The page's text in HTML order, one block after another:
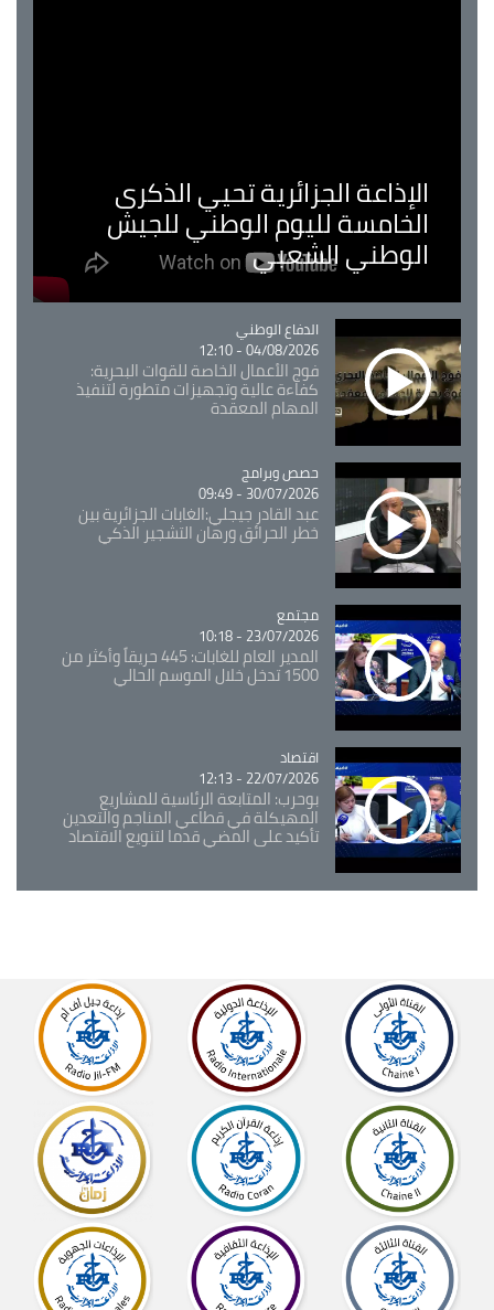
الإذاعة الجزائرية تحيي الذكرى
الخامسة لليوم الوطني للجيش
الوطني الشعبي
Catégorie
الدفاع الوطني
04/08/2026 - 12:10
فوج الأعمال الخاصة للقوات البحرية:
كفاءة عالية وتجهيزات متطورة لتنفيذ
المهام المعقدة
Catégorie
حصص وبرامج
30/07/2026 - 09:49
عبد القادر جيجلي:الغابات الجزائرية بين
خطر الحرائق ورهان التشجير الذكي
Catégorie
مجتمع
23/07/2026 - 10:18
المدير العام للغابات: 445 حريقاً وأكثر من
1500 تدخل خلال الموسم الحالي
Catégorie
اقتصاد
22/07/2026 - 12:13
بوحرب: المتابعة الرئاسية للمشاريع
المهيكلة في قطاعي المناجم والتعدين
تأكيد على المضي قدما لتنويع الاقتصاد